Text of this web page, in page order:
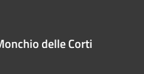
delle Corti